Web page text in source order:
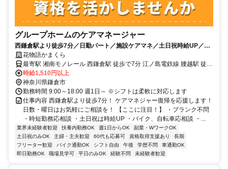
グループホームのケアマネージャー
西鎌倉駅より徒歩7分／日勤パート／施設ケアマネ／土日祝時給UP／年
齢・ブランク不問／車、バイク通勤可
花物語かまくら
最寄駅 湘南モノレール 西鎌倉駅 徒歩で7分 江ノ島電鉄線 腰越駅 徒歩
で14分 最寄駅備考 【バスの場合】 ・ＪＲ東海道本線 「藤沢」駅南バ
ス2番のりば 江ノ電バス （小循）「小動方面」行 （七東）「七里ヶ
浜東台方面」行 →「中川」下車徒歩2分
時給1,510円以上
神奈川県鎌倉市
勤務時間 9:00～18:00 週1日～ ※シフトは柔軟に対応します
仕事内容 西鎌倉駅より徒歩7分！ ケアマネジャー復帰を応援します！
日数・曜日はお気軽にご相談を！ 【ここに注目！】 ・ブランク不問
・時短勤務応相談 ・土日祝は時給UP ・バイク、自転車応相談 ・...
業界未経験者歓迎 扶養内勤務OK 週1日からOK
副業・WワークOK
土日祝のみOK
主婦・主夫歓迎 60代も応募可 資格取得支援あり
長期
フリーター歓迎
バイク通勤OK シフト自由 午後 学歴不問
車通勤OK
即日勤務OK
職場見学可 平日のみOK 経験不問 未経験者歓迎